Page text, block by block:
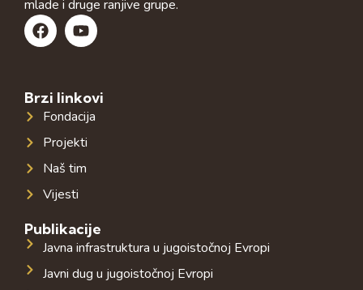
mlade i druge ranjive grupe.
Brzi linkovi
Fondacija
Projekti
Naš tim
Vijesti
Publikacije
Javna infrastruktura u jugoistočnoj Evropi
Javni dug u jugoistočnoj Evropi